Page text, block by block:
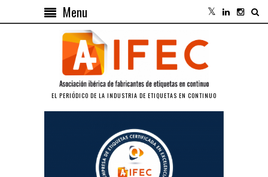
Menu
EL PERIÓDICO DE LA INDUSTRIA DE ETIQUETAS EN CONTINUO